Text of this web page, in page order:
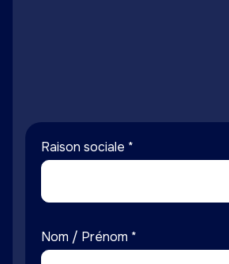
Raison sociale *
Nom / Prénom *